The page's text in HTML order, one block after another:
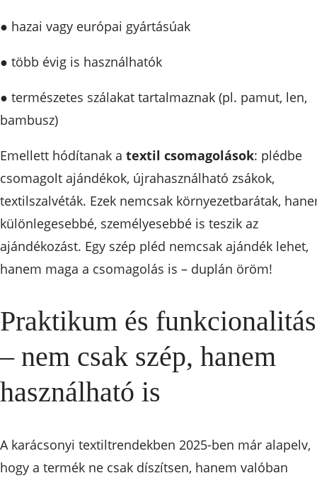
● hazai vagy európai gyártásúak
● több évig is használhatók
● természetes szálakat tartalmaznak (pl. pamut, len,
bambusz)
Emellett hódítanak a textil csomagolások: plédbe
csomagolt ajándékok, újrahasználható zsákok,
textilszalvéták. Ezek nemcsak környezetbarátak,
különlegesebbé, személyesebbé is teszik az
ajándékozást. Egy szép pléd nemcsak ajándék lehet,
hanem maga a csomagolás is – duplán öröm!
Praktikum és funkcionalitás
– nem csak szép, hanem
használható is
A karácsonyi textiltrendekben 2025-ben már alapelv,
hogy a termék ne csak díszítsen, hanem valóban